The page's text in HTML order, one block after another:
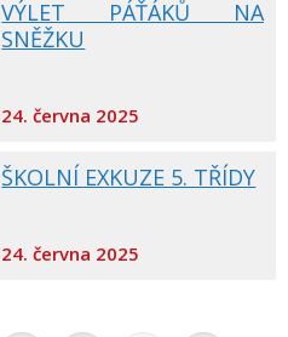
VÝLET PÁŤÁKŮ NA
SNĚŽKU
24. června 2025
ŠKOLNÍ EXKUZE 5. TŘÍDY
24. června 2025